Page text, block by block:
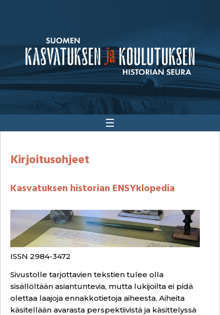
☰
Kirjoitusohjeet
Kasvatuksen historian ENSYklopedia
ISSN 2984-3472
Sivustolle tarjottavien tekstien tulee olla
sisällöltään asiantuntevia, mutta lukijoilta ei pidä
olettaa laajoja ennakkotietoja aiheesta. Aiheita
käsitellään avarasta perspektiivistä ja käsittelyssä